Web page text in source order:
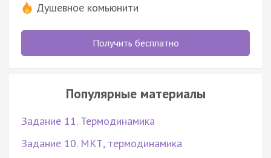
Душевное комьюнити
Получить бесплатно
Популярные материалы
Задание 11. Термодинамика
Задание 10. МКТ, термодинамика